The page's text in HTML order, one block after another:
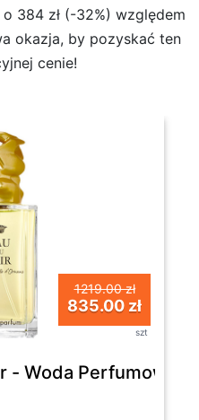
384 zł (-32%) względem
okazja, by pozyskać ten
cenie!
1219.00 zł
835.00 zł
szt
- Woda